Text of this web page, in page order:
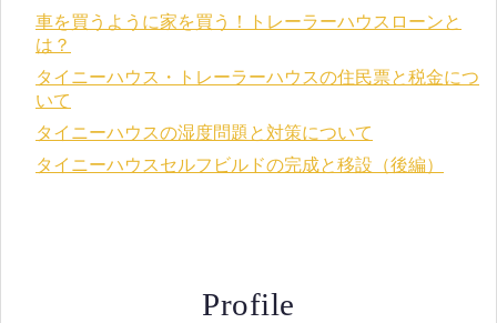
車を買うように家を買う！トレーラーハウスローンと
は？
タイニーハウス・トレーラーハウスの住民票と税金につ
いて
タイニーハウスの湿度問題と対策について
タイニーハウスセルフビルドの完成と移設（後編）
Profile